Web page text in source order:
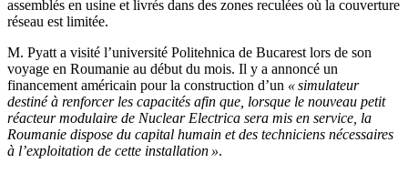
assemblés en usine et livrés dans des zones reculées où la couverture
réseau est limitée.
M. Pyatt a visité l’université Politehnica de Bucarest lors de son
voyage en Roumanie au début du mois. Il y a annoncé un
financement américain pour la construction d’un « simulateur
destiné à renforcer les capacités afin que, lorsque le nouveau petit
réacteur modulaire de Nuclear Electrica sera mis en service, la
Roumanie dispose du capital humain et des techniciens nécessaires
à l’exploitation de cette installation ».